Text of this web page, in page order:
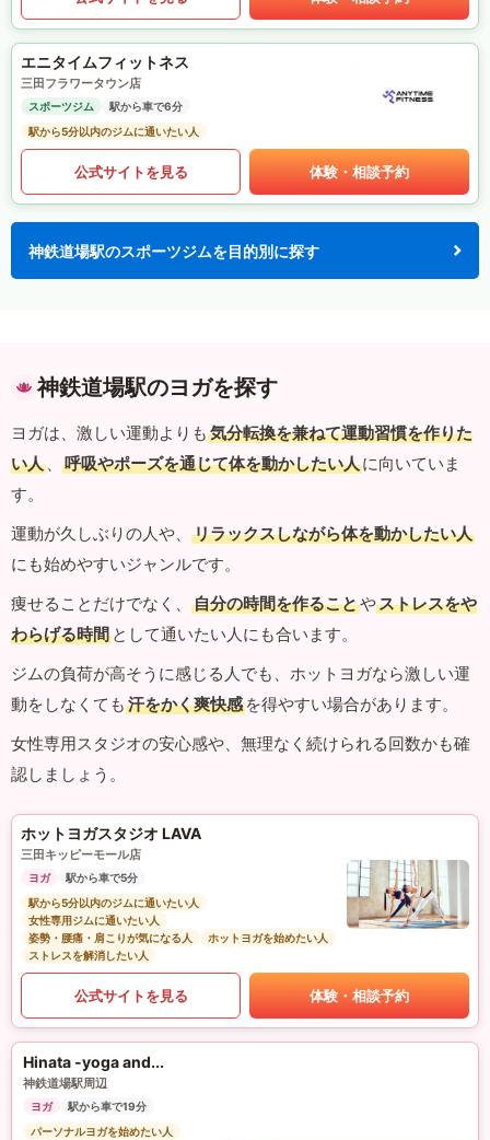
エニタイムフィットネス
三田フラワータウン店
スポーツジム
駅から車で6分
駅から5分以内のジムに通いたい人
公式サイトを見る 体験・相談予約
神鉄道場駅のスポーツジムを目的別に探す
神鉄道場駅のヨガを探す
ヨガは、激しい運動よりも 気分転換を兼ねて運動習慣を作りた
い人 、 呼吸やポーズを通じて体を動かしたい人に向いていま
す。
運動が久しぶりの人や、
リラックスしながら体を動かしたい人
にも始めやすいジャンルです。
痩せることだけでなく、
自分の時間を作ることやストレスをや
わらげる時間 として通いたい人にも合います。
ジムの負荷が高そうに感じる人でも、ホットヨガなら激しい運
動をしなくても 汗をかく爽快感 を得やすい場合があります。
女性専用スタジオの安心感や、無理なく続けられる回数かも確
認しましょう。
ホットヨガスタジオ LAVA
三田キッピーモール店
ヨガ
駅から車で5分
駅から5分以内のジムに通いたい人
女性専用ジムに通いたい人
姿勢・腰痛・肩こりが気になる人
ホットヨガを始めたい人
ストレスを解消したい人
公式サイトを見る 体験・相談予約
Hinata -yoga and...
神鉄道場駅周辺
ヨガ
駅から車で19分
パーソナルヨガを始めたい人